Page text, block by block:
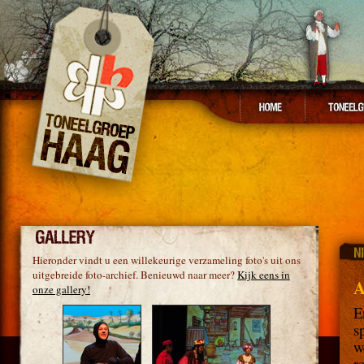
Hieronder vindt u een willekeurige verzameling foto's uit ons
uitgebreide foto-archief. Benieuwd naar meer?Kijk eens in
onze gallery!